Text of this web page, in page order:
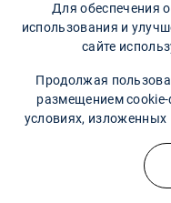
Наркологическая
условия и гарантия
Для обеспечения
использования и
сайте
Продолжая
размещением
условиях, изложенных